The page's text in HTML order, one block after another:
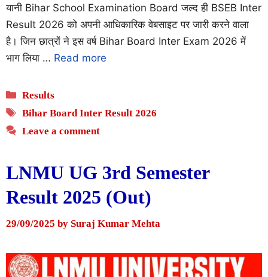
यानी Bihar School Examination Board जल्द ही BSEB Inter
Result 2026 को अपनी आधिकारिक वेबसाइट पर जारी करने वाला
है। जिन छात्रों ने इस वर्ष Bihar Board Inter Exam 2026 में
भाग लिया … Read more
Categories
Results
Tags
Bihar Board Inter Result 2026
Leave a comment
LNMU UG 3rd Semester
Result 2025 (Out)
29/09/2025 by Suraj Kumar Mehta